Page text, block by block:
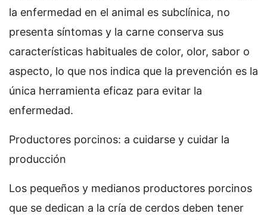
la enfermedad en el animal es subclínica, no
presenta síntomas y la carne conserva sus
características habituales de color, olor, sabor o
aspecto, lo que nos indica que la prevención es la
única herramienta eficaz para evitar la
enfermedad.
Productores porcinos: a cuidarse y cuidar la
producción
Los pequeños y medianos productores porcinos
que se dedican a la cría de cerdos deben tener